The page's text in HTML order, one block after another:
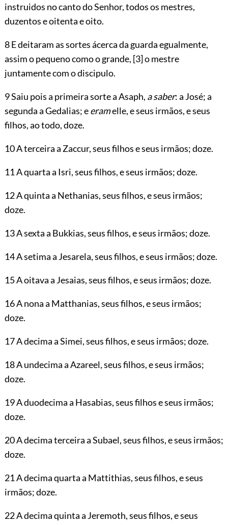
instruidos no canto do Senhor, todos os mestres,
duzentos e oitenta e oito.
8 E deitaram as sortes ácerca da guarda egualmente,
assim o pequeno como o grande, [3]o mestre
juntamente com o discipulo.
9 Saiu pois a primeira sorte a Asaph, a saber: a José; a
segunda a Gedalias; eeramelle, e seus irmãos, e seus
filhos, ao todo, doze.
10 A terceira a Zaccur, seus filhos e seus irmãos; doze.
11 A quarta a Isri, seus filhos, e seus irmãos; doze.
12 A quinta a Nethanias, seus filhos, e seus irmãos;
doze.
13 A sexta a Bukkias, seus filhos, e seus irmãos; doze.
14 A setima a Jesarela, seus filhos, e seus irmãos; doze.
15 A oitava a Jesaias, seus filhos, e seus irmãos; doze.
16 A nona a Matthanias, seus filhos, e seus irmãos;
doze.
17 A decima a Simei, seus filhos, e seus irmãos; doze.
18 A undecima a Azareel, seus filhos, e seus irmãos;
doze.
19 A duodecima a Hasabias, seus filhos e seus irmãos;
doze.
20 A decima terceira a Subael, seus filhos, e seus irmãos;
doze.
21 A decima quarta a Mattithias, seus filhos, e seus
irmãos; doze.
22 A decima quinta a Jeremoth, seus filhos, e seus